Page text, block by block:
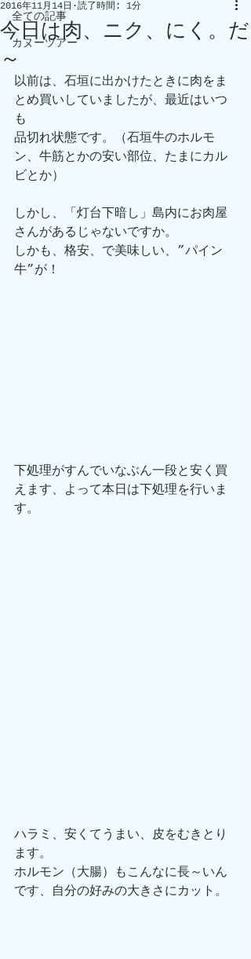
全ての記事
カヌーツアー
今日は肉、ニク、にく。だ
～
2016年11月14日 読了時間: 1分
以前は、石垣に出かけたときに肉をま
とめ買いしていましたが、最近はいつ
も
品切れ状態です。（石垣牛のホルモ
ン、牛筋とかの安い部位、たまにカル
ビとか）
しかし、「灯台下暗し」島内にお肉屋
さんがあるじゃないですか。
しかも、格安、で美味しい、”パイン
牛”が！
下処理がすんでいなぶん一段と安く買
えます、よって本日は下処理を行いま
す。
ハラミ、安くてうまい、皮をむきとり
ます。
ホルモン（大腸）もこんなに長～いん
です、自分の好みの大きさにカット。